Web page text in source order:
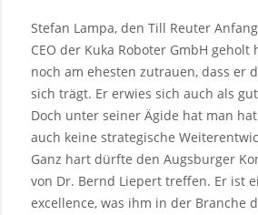
Stefan Lampa, den Till Reuter
CEO der Kuka Roboter GmbH geholt
noch am ehesten zutrauen, dass er
sich trägt. Er erwies sich auch als
Doch unter seiner Ägide hat man
auch keine strategische
Ganz hart dürfte den Augsburger
von Dr. Bernd Liepert treffen. Er ist
excellence, was ihm in der Branche